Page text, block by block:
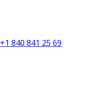
+1 840 841 25 69